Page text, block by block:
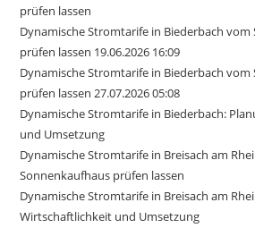
prüfen lassen
Dynamische Stromtarife in Biederbach
prüfen lassen 19.06.2026 16:09
Dynamische Stromtarife in Biederbach
prüfen lassen 27.07.2026 05:08
Dynamische Stromtarife in Biederbach:
und Umsetzung
Dynamische Stromtarife in Breisach am
Sonnenkaufhaus prüfen lassen
Dynamische Stromtarife in Breisach am
Wirtschaftlichkeit und Umsetzung